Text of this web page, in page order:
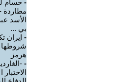
- حسام
مطاردة
الأسد
بي ...
-
هرمز
-
-
الاختبار